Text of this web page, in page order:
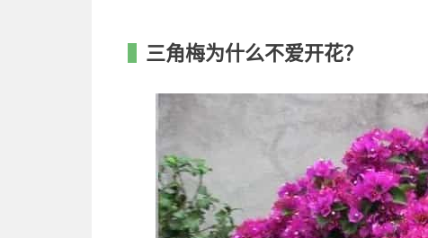
三角梅为什么不爱开花？